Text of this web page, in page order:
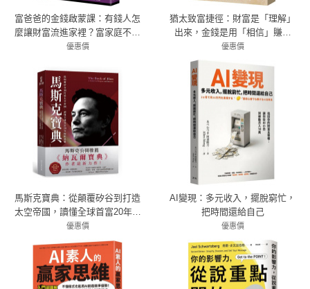
富爸爸的金錢啟蒙課：有錢人怎
麼讓財富流進家裡？富家庭不為
錢煩惱的財務思維
優惠價
猶太致富捷徑：財富是「理解」
出來，金錢是用「相信」賺來
的！【全球暢銷100萬本，口訣式
致富聖經！】（附贈《塔木德》
經典智慧100！）
優惠價
馬斯克寶典：從顛覆矽谷到打造
太空帝國，讀懂全球首富20年極
限思維
優惠價
83折 432元
AI變現：多元收入，擺脫窮忙，
把時間還給自己
優惠價
79折 284元